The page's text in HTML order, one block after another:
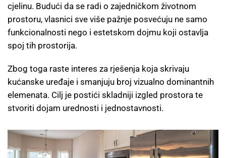
cjelinu. Budući da se radi o zajedničkom životnom
prostoru, vlasnici sve više pažnje posvećuju ne samo
funkcionalnosti nego i estetskom dojmu koji ostavlja
spoj tih prostorija.
Zbog toga raste interes za rješenja koja skrivaju
kućanske uređaje i smanjuju broj vizualno dominantnih
elemenata. Cilj je postići skladniji izgled prostora te
stvoriti dojam urednosti i jednostavnosti.